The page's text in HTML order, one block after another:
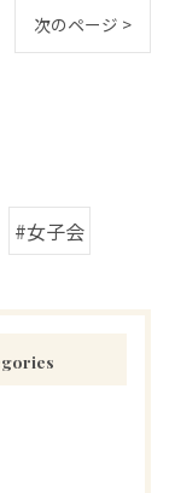
次のページ >
#女子会